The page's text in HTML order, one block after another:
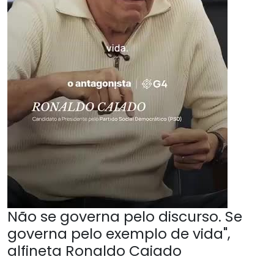
Não se governa pelo discurso. Se
governa pelo exemplo de vida",
alfineta Ronaldo Caiado